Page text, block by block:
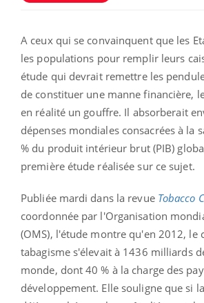
A ceux qui se convainquent que les
les populations pour remplir leurs
étude qui devrait remettre les
de constituer une manne financière,
en réalité un gouffre. Il absorberait
dépenses mondiales consacrées à la
% du produit intérieur brut (PIB)
première étude réalisée sur ce sujet.
Publiée mardi dans la revue Tobacco
coordonnée par l'Organisation
(OMS), l'étude montre qu'en 2012, le
tabagisme s'élevait à 1436 milliards
monde, dont 40 % à la charge des
développement. Elle souligne que si